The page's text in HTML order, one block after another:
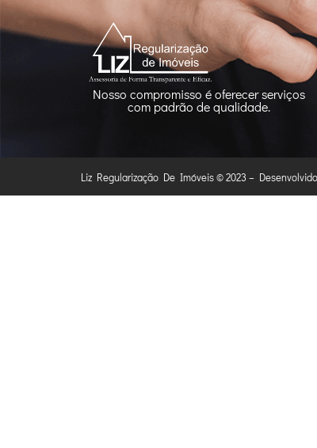
Nosso compromisso é oferecer serviços
com padrão de qualidade.
Liz Regularização De Imóveis © 2023 –